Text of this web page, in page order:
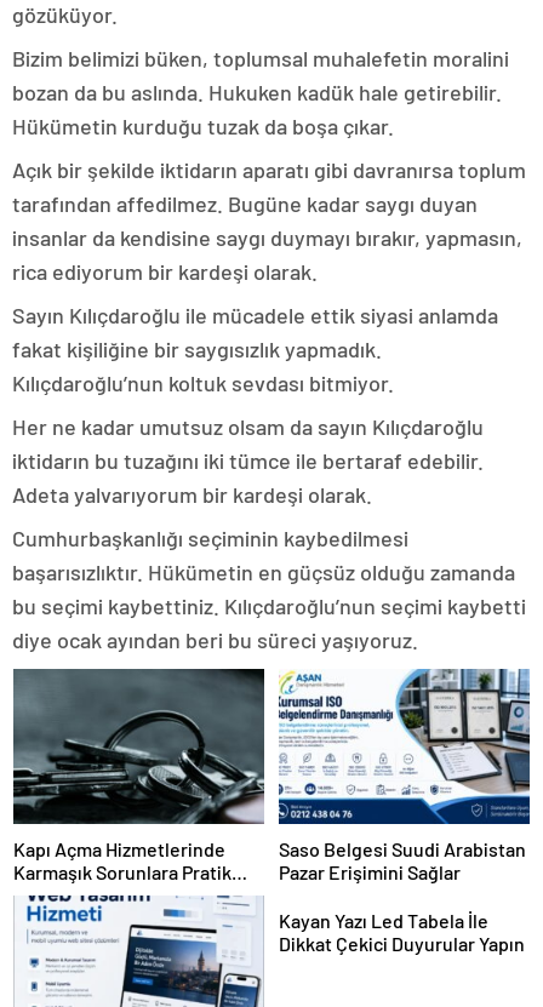
gözüküyor.
Bizim belimizi büken, toplumsal muhalefetin moralini
bozan da bu aslında. Hukuken kadük hale getirebilir.
Hükümetin kurduğu tuzak da boşa çıkar.
Açık bir şekilde iktidarın aparatı gibi davranırsa toplum
tarafından affedilmez. Bugüne kadar saygı duyan
insanlar da kendisine saygı duymayı bırakır, yapmasın,
rica ediyorum bir kardeşi olarak.
Sayın Kılıçdaroğlu ile mücadele ettik siyasi anlamda
fakat kişiliğine bir saygısızlık yapmadık.
Kılıçdaroğlu’nun koltuk sevdası bitmiyor.
Her ne kadar umutsuz olsam da sayın Kılıçdaroğlu
iktidarın bu tuzağını iki tümce ile bertaraf edebilir.
Adeta yalvarıyorum bir kardeşi olarak.
Cumhurbaşkanlığı seçiminin kaybedilmesi
başarısızlıktır. Hükümetin en güçsüz olduğu zamanda
bu seçimi kaybettiniz. Kılıçdaroğlu’nun seçimi kaybetti
diye ocak ayından beri bu süreci yaşıyoruz.
Kapı Açma Hizmetlerinde
Karmaşık Sorunlara Pratik
Çözümler
Saso Belgesi Suudi Arabistan
Pazar Erişimini Sağlar
Kayan Yazı Led Tabela İle
Dikkat Çekici Duyurular Yapın